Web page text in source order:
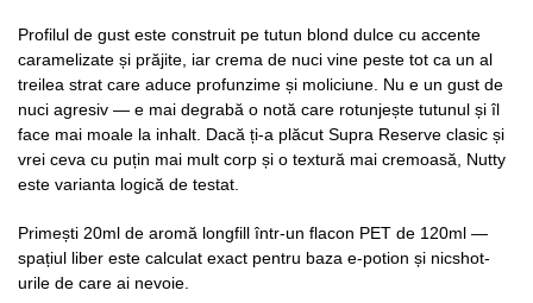
Profilul de gust este construit pe tutun blond dulce cu accente
caramelizate și prăjite, iar crema de nuci vine peste tot ca un al
treilea strat care aduce profunzime și moliciune. Nu e un gust de
nuci agresiv — e mai degrabă o notă care rotunjește tutunul și îl
face mai moale la inhalt. Dacă ți-a plăcut Supra Reserve clasic și
vrei ceva cu puțin mai mult corp și o textură mai cremoasă, Nutty
este varianta logică de testat.
Primești 20ml de aromă longfill într-un flacon PET de 120ml —
spațiul liber este calculat exact pentru baza e-potion și nicshot-
urile de care ai nevoie.